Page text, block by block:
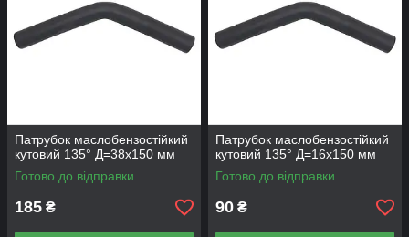
Патрубок маслобензостійкий
кутовий 135° Д=38х150 мм
Готово до відправки
185 ₴
Патрубок маслобензостійкий
кутовий 135° Д=16х150 мм
Готово до відправки
90 ₴